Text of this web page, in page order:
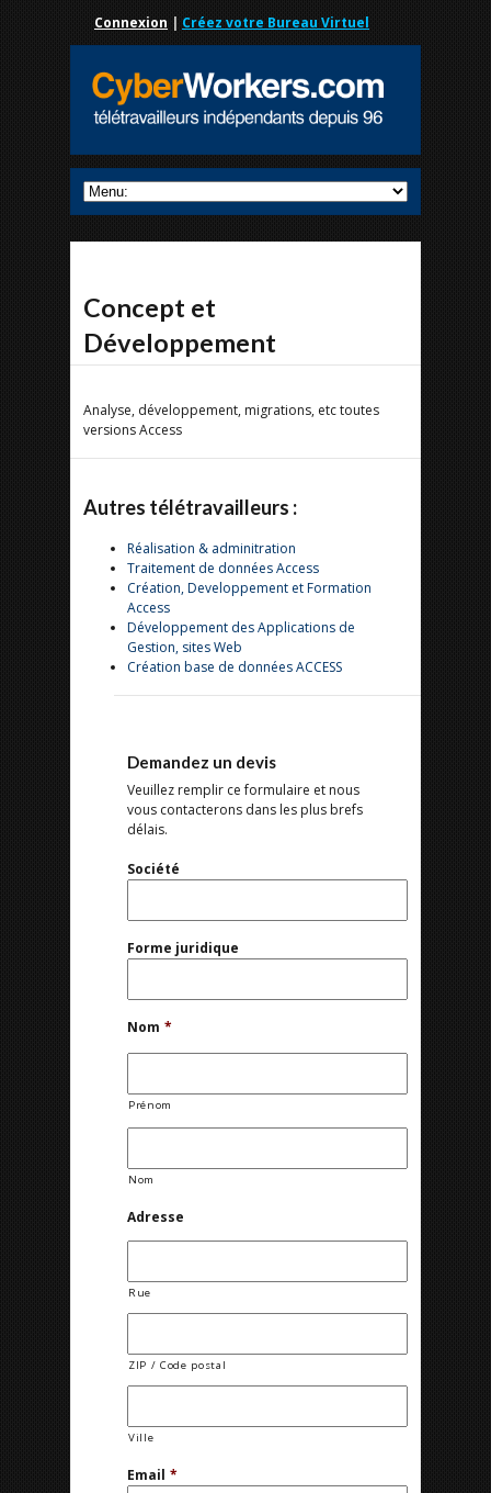
Connexion | Créez votre Bureau Virtuel
Concept et
Développement
Analyse, développement, migrations, etc toutes
versions Access
Autres télétravailleurs :
Réalisation & adminitration
Traitement de données Access
Création, Developpement et Formation
Access
Développement des Applications de
Gestion, sites Web
Création base de données ACCESS
Demandez un devis
Veuillez remplir ce formulaire et nous
vous contacterons dans les plus brefs
délais.
Société
Forme juridique
Nom *
Prénom
Nom
Adresse
Rue
ZIP / Code postal
Ville
Email *